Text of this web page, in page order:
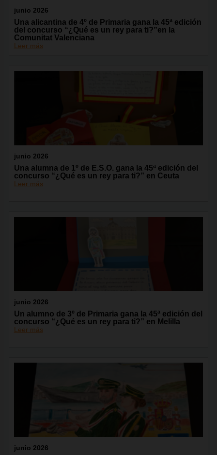
junio 2026
Una alicantina de 4º de Primaria gana la 45ª edición
del concurso “¿Qué es un rey para ti?”en la
Comunitat Valenciana
Leer más
junio 2026
Una alumna de 1º de E.S.O. gana la 45ª edición del
concurso “¿Qué es un rey para ti?” en Ceuta
Leer más
junio 2026
Un alumno de 3º de Primaria gana la 45ª edición del
concurso “¿Qué es un rey para ti?” en Melilla
Leer más
junio 2026